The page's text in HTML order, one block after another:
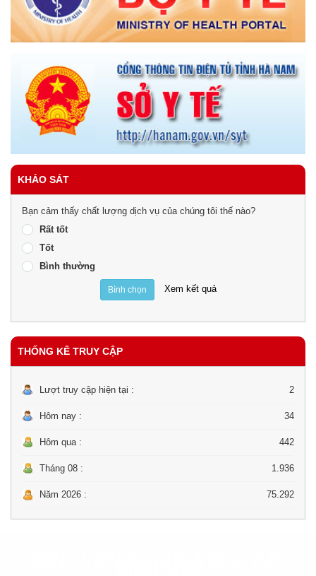
KHẢO SÁT
Bạn cảm thấy chất lượng dịch vụ của chúng tôi thế nào?
Rất tốt
Tốt
Bình thường
Bình chọn Xem kết quả
THỐNG KÊ TRUY CẬP
Lượt truy cập hiện tại : 2
Hôm nay : 34
Hôm qua : 442
Tháng 08 : 1.936
Năm 2026 : 75.292